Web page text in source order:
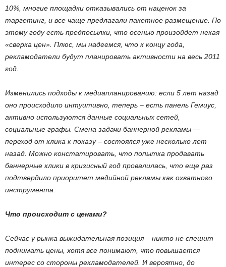
10%, многие площадки отказывались от наценок за
таргетинг, и все чаще предлагали пакетное размещение. По
этому году есть предпосылки, что осенью произойдет некая
«сверка цен». Плюс, мы надеемся, что к концу года,
рекламодатели будут планировать активности на весь 2011
год.
Изменились подходы к медиапланированию: если 5 лет назад
оно происходило интуитивно, теперь – есть панель Гемиус,
активно используются данные социальных сетей,
социальные графы. Смена задачи баннерной рекламы —
переход от клика к показу – состоялся уже несколько лет
назад. Можно констатировать, что попытка продавать
баннерные клики в кризисный год провалилась, что еще раз
подтвердило приоритет медийной рекламы как охватного
инструмента.
Что происходит с ценами?
Сейчас у рынка выжидательная позиция – никто не спешит
поднимать цены, хотя все понимают, что повышается
интерес со стороны рекламодателей. И вероятно, до